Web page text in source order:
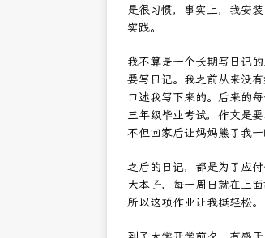
是很习惯，事实上，我安
实践。
我不算是一个长期写日记
要写日记。我之前从来没
口述我写下来的。后来的
三年级毕业考试，作文是
不但回家后让妈妈熊了我
之后的日记，都是为了应
大本子，每一周日就在上
所以这项作业让我挺轻松。